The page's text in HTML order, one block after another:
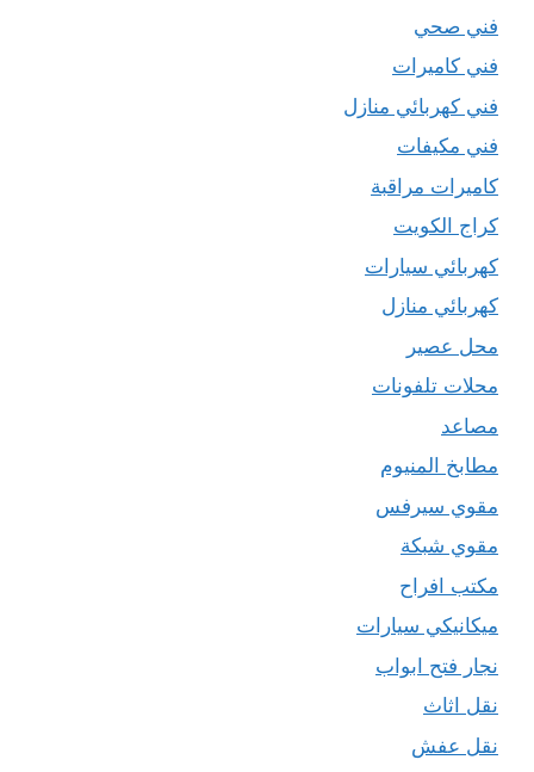
فني صحي
فني كاميرات
فني كهربائي منازل
فني مكيفات
كاميرات مراقبة
كراج الكويت
كهربائي سيارات
كهربائي منازل
محل عصير
محلات تلفونات
مصاعد
مطابخ المنيوم
مقوي سيرفس
مقوي شبكة
مكتب افراح
ميكانيكي سيارات
نجار فتح ابواب
نقل اثاث
نقل عفش